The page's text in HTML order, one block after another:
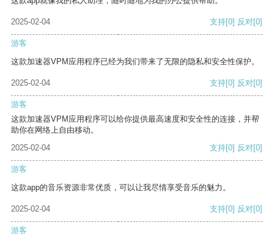
2025-02-04 支持[0] 反对[0]
游客
这款加速器VPM应用程序已经为我们带来了无限的隐私和安全性保护。
2025-02-04 支持[0] 反对[0]
游客
这款加速器VPM应用程序可以给你提供最高速度和安全性的连接，并帮
助你在网络上自由移动。
2025-02-04
支持[0] 反对[0]
游客
这款app的音乐资源非常优质，可以让我尽情享受音乐的魅力。
2025-02-04 支持[0] 反对[0]
游客